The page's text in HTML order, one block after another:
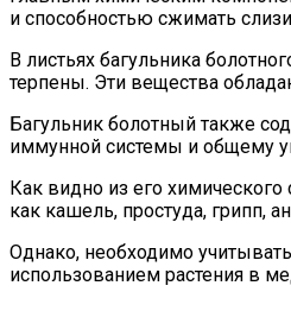
и способностью сжимать
В листьях багульника
терпены. Эти вещества
Багульник болотный также
иммунной системы и общему
Как видно из его
как кашель, простуда, грипп,
Однако, необходимо
использованием растения в